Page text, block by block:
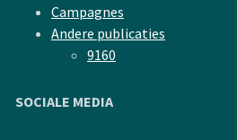
Campagnes
Andere publicaties
9160
SOCIALE MEDIA